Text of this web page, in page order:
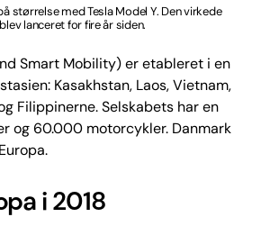
størrelse med Tesla Model Y. Den virkede
lanceret for fire år siden.
Smart Mobility) er etableret i en
Kasakhstan, Laos, Vietnam,
Filippinerne. Selskabets har en
og 60.000 motorcykler. Danmark
i 2018